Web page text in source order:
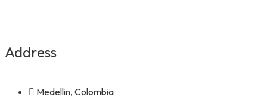
Address
Medellin, Colombia